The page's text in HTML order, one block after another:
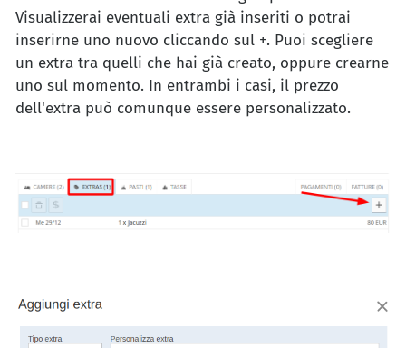
Visualizzerai eventuali extra già inseriti o potrai
inserirne uno nuovo cliccando sul +. Puoi scegliere
un extra tra quelli che hai già creato, oppure crearne
uno sul momento. In entrambi i casi, il prezzo
dell'extra può comunque essere personalizzato.